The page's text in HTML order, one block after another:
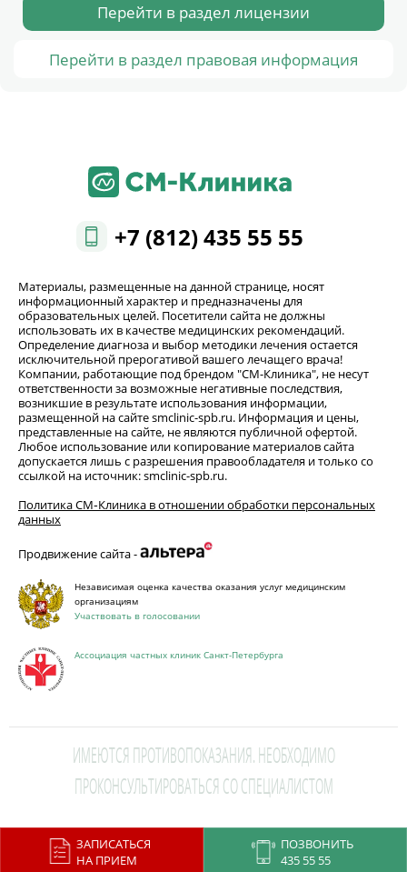
ЗАПИСАТЬСЯ
НА ПРИЕМ
ПОЗВОНИТЬ
435 55 55
Перейти в раздел лицензии
Перейти в раздел правовая информация
+7 (812) 435 55 55
Материалы, размещенные на данной странице, носят
информационный характер и предназначены для
образовательных целей. Посетители сайта не должны
использовать их в качестве медицинских рекомендаций.
Определение диагноза и выбор методики лечения остается
исключительной прерогативой вашего лечащего врача!
Компании, работающие под брендом "СМ-Клиника", не несут
ответственности за возможные негативные последствия,
возникшие в результате использования информации,
размещенной на сайте smclinic-spb.ru. Информация и цены,
представленные на сайте, не являются публичной офертой.
Любое использование или копирование материалов сайта
допускается лишь с разрешения правообладателя и только со
ссылкой на источник: smclinic-spb.ru.
Политика СМ‑Клиника в отношении обработки персональных
данных
Продвижение сайта -
Независимая оценка качества оказания услуг медицинским
организациям
Участвовать в голосовании
Ассоциация частных клиник Санкт-Петербурга
ИМЕЮТСЯ ПРОТИВОПОКАЗАНИЯ. НЕОБХОДИМО
ПРОКОНСУЛЬТИРОВАТЬСЯ СО СПЕЦИАЛИСТОМ
This site is protected by reCAPTCHA and the Google
Terms of Service
apply.